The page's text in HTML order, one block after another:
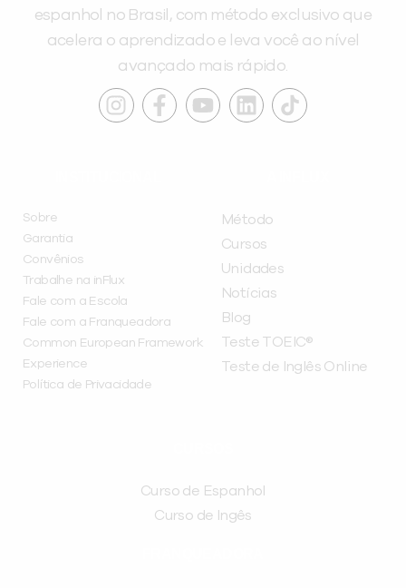
espanhol no Brasil, com método exclusivo que
acelera o aprendizado e leva você ao nível
avançado mais rápido.
Sobre
Garantia
Convênios
Trabalhe na inFlux
Fale com a Escola
Fale com a Franqueadora
Common European Framework
Experience
Política de Privacidade
Método
Cursos
Unidades
Notícias
Blog
Teste TOEIC®
Teste de Inglês Online
Curso de Espanhol
Curso de Ingês